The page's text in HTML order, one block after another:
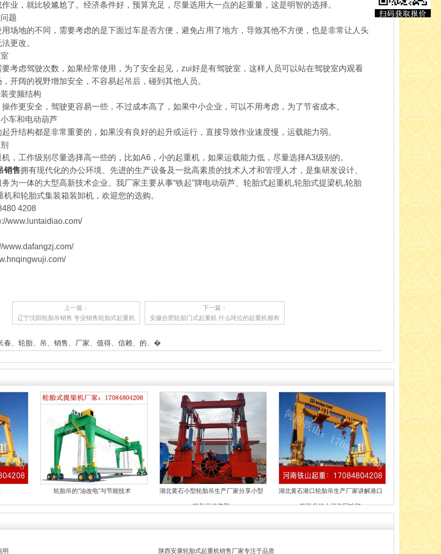
业，就比较尴尬了。经济条件好，预算充足，尽量选用大一点的起重量，这是明智的选择。
题
地的不同，需要考虑的是下面过车是否方便，避免占用了地方，导致其他不方便，也是非常让人头
更改。
虑驾驶次数，如果经常使用，为了安全起见，zui好是有驾驶室，这样人员可以站在驾驶室内观看
开阔的视野增加安全，不容易起吊后，碰到其他人员。
变频结构
更安全，驾驶更容易一些，不过成本高了，如果中小企业，可以不用考虑，为了节省成本。
车和电动葫芦
结构都是非常重要的，如果没有良好的起升或运行，直接导致作业速度慢，运载能力弱。
工作级别尽量选择高一些的，比如A6，小的起重机，如果运载能力低，尽量选择A3级别的。
销售拥有现代化的办公环境、先进的生产设备及一批高素质的技术人才和管理人才，是集研发设计、
为一体的大型高新技术企业。我厂家主要从事“铁起”牌电动葫芦、轮胎式起重机,轮胎式提梁机,轮胎
机和轮胎式集装箱装卸机，欢迎您的选购。
4208
www.luntaidiao.com/
上一篇：
辽宁沈阳轮胎吊销售 专业销售轮胎式起重机
下一篇：
安徽合肥轮胎门式起重机 什么吨位的起重机都有
春 轮胎 吊 销售 厂家 值得 信赖 的 �
轮胎吊的“油改电”与节能技术 湖北黄石小型轮胎吊生产厂家分享小型
轮胎吊的选型
湖北黄石港口轮胎吊生产厂家讲解港口
轮胎吊的人机协同功能
明 陕西安康轮胎式起重机销售厂家专注于品质